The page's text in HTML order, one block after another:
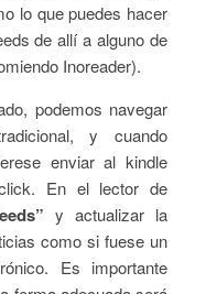
lo que puedes hacer
de allí a alguno de
Inoreader).
podemos navegar
y cuando
enviar al kindle
En el lector de
y actualizar la
como si fuese un
Es importante